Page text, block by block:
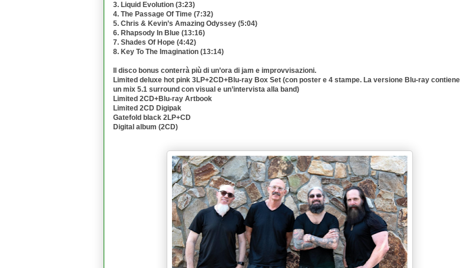
3. Liquid Evolution (3:23)
4. The Passage Of Time (7:32)
5. Chris & Kevin’s Amazing Odyssey (5:04)
6. Rhapsody In Blue (13:16)
7. Shades Of Hope (4:42)
8. Key To The Imagination (13:14)
Il disco bonus conterrà più di un’ora di jam e improvvisazioni.
Limited deluxe hot pink 3LP+2CD+Blu-ray Box Set (con poster e 4 stampe. La versione Blu-ray contiene
un mix 5.1 surround con visual e un’intervista alla band)
Limited 2CD+Blu-ray Artbook
Limited 2CD Digipak
Gatefold black 2LP+CD
Digital album (2CD)